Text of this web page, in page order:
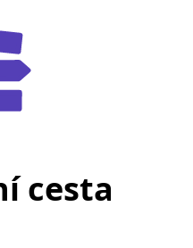
cesta